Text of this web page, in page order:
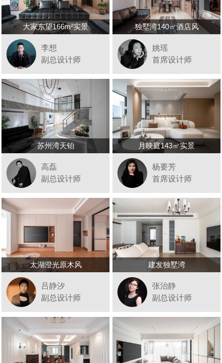
大家东望166m²实景
李想
副总设计师
独墅湾140㎡酒店风
姚瑶
首席设计师
苏州湾天铂
高磊
副总设计师
月映庭143㎡实景
杨要芳
首席设计师
太湖澄光原木风
吕静汐
副总设计师
建发独墅湾
张治静
副总设计师